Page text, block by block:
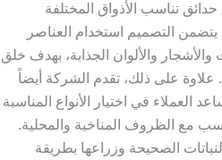
تناسب الأذواق المختلفة
يتضمن التصميم استخدام العناصر
والأشجار والألوان الجذابة، بهدف خلق
علاوة على ذلك، تقدم الشركة أيضاً
العملاء في اختيار الأنواع المناسبة
مع الظروف المناخية والمحلية.
الصحيحة وزراعها بطريقة